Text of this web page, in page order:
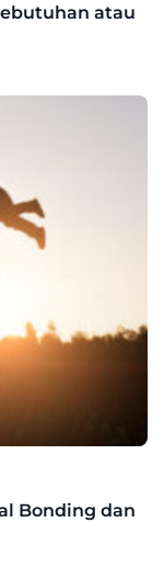
atau
Bonding dan